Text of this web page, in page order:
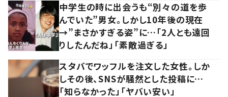
中学生の時に出会うも“別々の道を歩
んでいた”男女。しかし10年後の現在
→”まさかすぎる姿”に…「2人とも遠回
りしたんだね」「素敵過ぎる」
スタバでワッフルを注文した女性。しか
しその後、SNSが騒然とした投稿に…
「知らなかった」「ヤバい安い」